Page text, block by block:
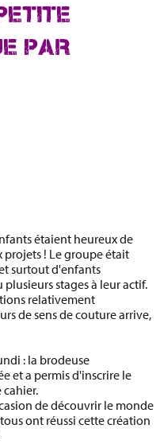
PAR
étaient heureux de
! Le groupe était
surtout d'enfants
stages à leur actif.
relativement
de sens de couture arrive,
: la brodeuse
et a permis d'inscrire le
cahier.
de découvrir le monde
ont réussi cette création